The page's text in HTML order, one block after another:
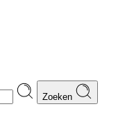
Zoeken